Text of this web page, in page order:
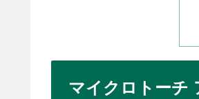
マイクロトーチ